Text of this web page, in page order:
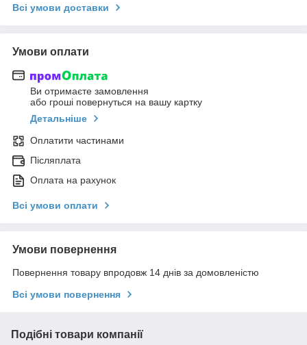
Всі умови доставки
Умови оплати
Ви отримаєте замовлення
або гроші повернуться на вашу картку
Детальніше
Оплатити частинами
Післяплата
Оплата на рахунок
Всі умови оплати
Умови повернення
Повернення товару впродовж 14 днів за домовленістю
Всі умови повернення
Подібні товари компанії